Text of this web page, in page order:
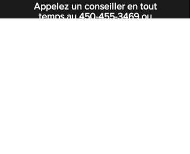
Appelez un conseiller en tout
temps au450-455-3469ou